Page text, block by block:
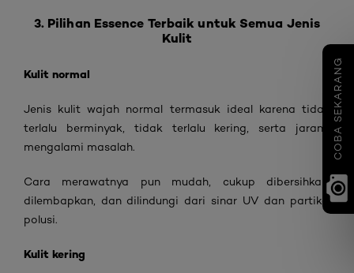
COBA SEKARANG
3. Pilihan Essence Terbaik untuk Semua Jenis
Kulit
Kulit normal
Jenis kulit wajah normal termasuk ideal karena tidak
terlalu berminyak, tidak terlalu kering, serta jarang
mengalami masalah.
Cara merawatnya pun mudah, cukup dibersihkan,
dilembapkan, dan dilindungi dari sinar UV dan partikel
polusi.
Kulit kering